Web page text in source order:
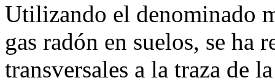
Utilizando el denominado
gas radón en suelos, se ha
transversales a la traza de